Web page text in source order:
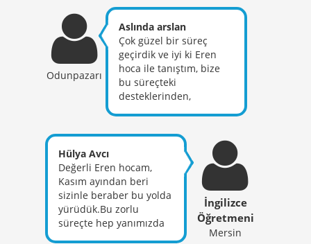
vericez :)
Odunpazarı
Aslında arslan
Çok güzel bir süreç
geçirdik ve iyi ki Eren
hoca ile tanıştım, bize
bu süreçteki
desteklerinden,
Hülya Avcı
Değerli Eren hocam,
Kasım ayından beri
sizinle beraber bu yolda
yürüdük.Bu zorlu
süreçte hep yanımızda
İngilizce
Öğretmeni
Mersin